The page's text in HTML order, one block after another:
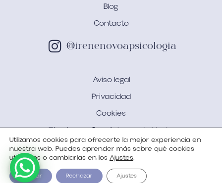
Blog
Contacto
@irenenovoapsicologia
Aviso legal
Privacidad
Cookies
Términos y Condiciones de Venta
IRENE NOVOA PSICOLOGÍA© 2024 | DISEÑO Y
DESARROLLO WEB
BGIMENO STUDIO
Utilizamos cookies para ofrecerte la mejor experiencia en
nuestra web. Puedes aprender más sobre qué cookies
utilizamos o cambiarlas en los Ajustes.
Aceptar Rechazar Ajustes